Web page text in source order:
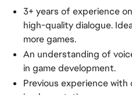
3+ years of experience
high-quality dialogue.
more games.
An understanding of
in game development.
Previous experience